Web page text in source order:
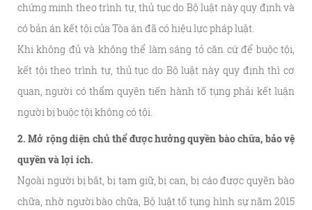
chứng minh theo trình tự, thủ tục do Bộ luật này quy định và
có bản án kết tội của Tòa án đã có hiệu lực pháp luật.
Khi không đủ và không thể làm sáng tỏ căn cứ để buộc tội,
kết tội theo trình tự, thủ tục do Bộ luật này quy định thì cơ
quan, người có thẩm quyền tiến hành tố tụng phải kết luận
người bị buộc tội không có tội.
2. Mở rộng diện chủ thể được hưởng quyền bào chữa, bảo vệ
quyền và lợi ích.
Ngoài người bị bắt, bị tạm giữ, bị can, bị cáo được quyền bào
chữa, nhờ người bào chữa, Bộ luật tố tụng hình sự năm 2015